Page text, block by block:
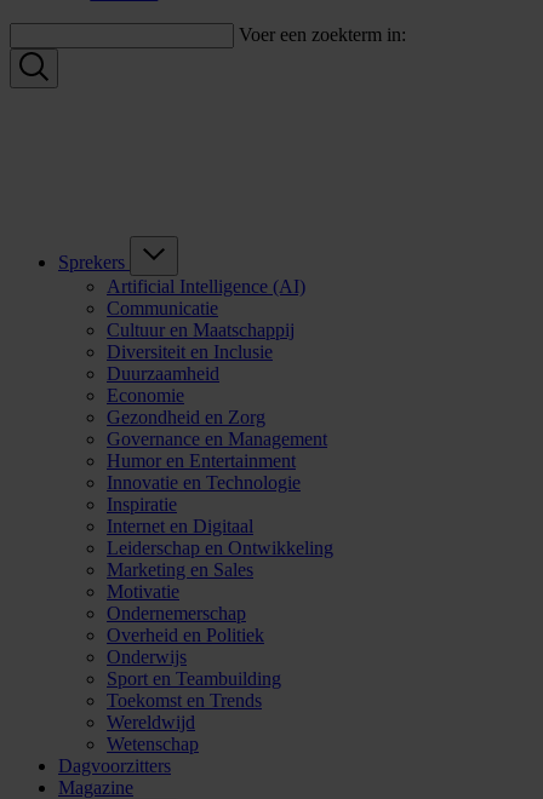
Voer een zoekterm in:
Sprekers
Artificial Intelligence (AI)
Communicatie
Cultuur en Maatschappij
Diversiteit en Inclusie
Duurzaamheid
Economie
Gezondheid en Zorg
Governance en Management
Humor en Entertainment
Innovatie en Technologie
Inspiratie
Internet en Digitaal
Leiderschap en Ontwikkeling
Marketing en Sales
Motivatie
Ondernemerschap
Overheid en Politiek
Onderwijs
Sport en Teambuilding
Toekomst en Trends
Wereldwijd
Wetenschap
Dagvoorzitters
Magazine